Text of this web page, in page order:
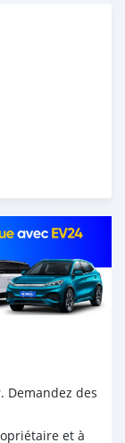
Demandez des
et à